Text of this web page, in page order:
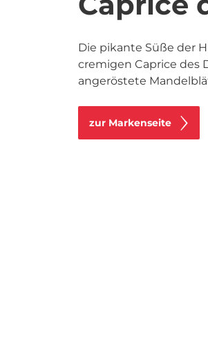
Die pikante Süße der
cremigen Caprice des
angeröstete
zur Markenseite